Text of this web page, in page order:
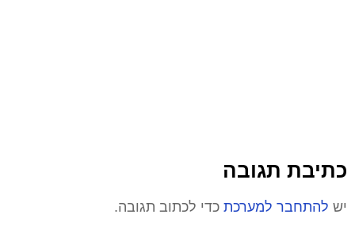
כתיבת תגובה
יש להתחבר למערכת כדי לכתוב תגובה.